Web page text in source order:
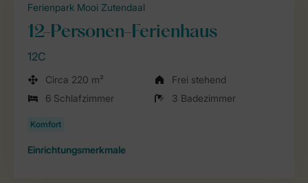
Ferienpark Mooi Zutendaal
12-Personen-Ferienhaus
12C
Circa 220 m²
Frei stehend
6 Schlafzimmer
3 Badezimmer
Einrichtungsmerkmale